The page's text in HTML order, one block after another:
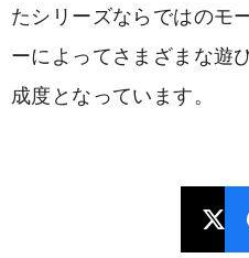
たシリーズならではのモ
ーによってさまざまな遊
成度となっています。